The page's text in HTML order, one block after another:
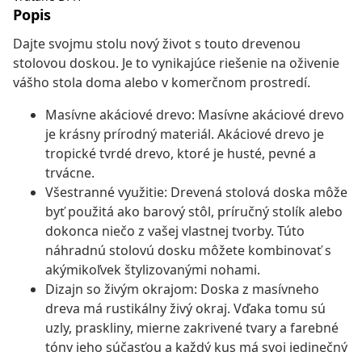
Popis
Dajte svojmu stolu nový život s touto drevenou
stolovou doskou. Je to vynikajúce riešenie na oživenie
vášho stola doma alebo v komerčnom prostredí.
Masívne akáciové drevo: Masívne akáciové drevo
je krásny prírodný materiál. Akáciové drevo je
tropické tvrdé drevo, ktoré je husté, pevné a
trvácne.
Všestranné využitie: Drevená stolová doska môže
byť použitá ako barový stôl, príručný stolík alebo
dokonca niečo z vašej vlastnej tvorby. Túto
náhradnú stolovú dosku môžete kombinovať s
akýmikoľvek štylizovanými nohami.
Dizajn so živým okrajom: Doska z masívneho
dreva má rustikálny živý okraj. Vďaka tomu sú
uzly, praskliny, mierne zakrivené tvary a farebné
tóny jeho súčasťou a každý kus má svoj jedinečný